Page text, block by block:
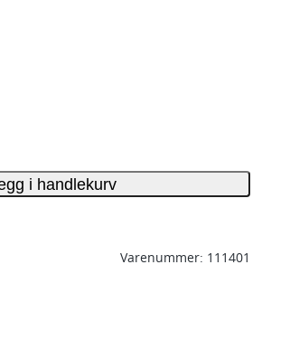
i handlekurv
Varenummer: 111401